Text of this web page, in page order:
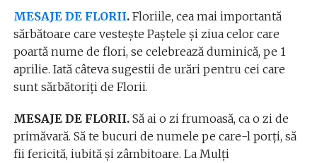
MESAJE DE FLORII.Floriile, cea mai importantă
sărbătoare care vesteşte Paştele şi ziua celor care
poartă nume de flori, se celebrează duminică, pe 1
aprilie. Iată câteva sugestii de urări pentru cei care
sunt sărbătoriţi de Florii.
MESAJE DE FLORII.Să ai o zi frumoasă, ca o zi de
primăvară. Să te bucuri de numele pe care-l porţi, să
fii fericită, iubită şi zâmbitoare. La Mulţi